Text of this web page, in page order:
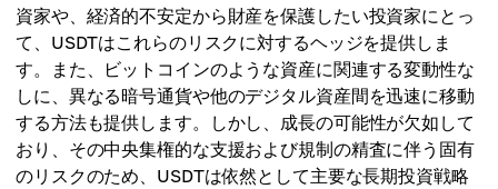
資家や、経済的不安定から財産を保護したい投資家にとっ
て、USDTはこれらのリスクに対するヘッジを提供しま
す。また、ビットコインのような資産に関連する変動性な
しに、異なる暗号通貨や他のデジタル資産間を迅速に移動
する方法も提供します。しかし、成長の可能性が欠如して
おり、その中央集権的な支援および規制の精査に伴う固有
のリスクのため、USDTは依然として主要な長期投資戦略